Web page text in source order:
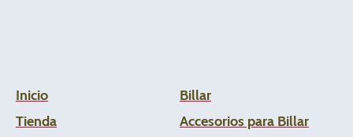
Inicio
Tienda
Billar
Accesorios para Billar